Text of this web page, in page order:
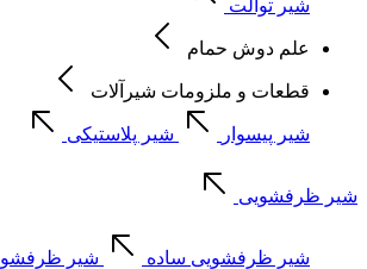
شیر توالت
علم دوش حمام
قطعات و ملزومات شیرآلات
شیر پیسوار شیر پلاستیکی
شیر ظرفشویی
شیر ظرفشویی ساده شیر